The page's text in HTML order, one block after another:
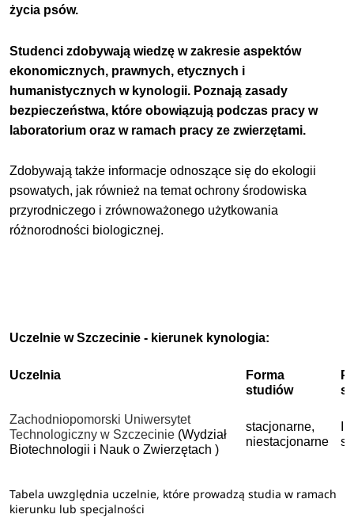
życia psów.
Studenci zdobywają wiedzę w zakresie aspektów
ekonomicznych, prawnych, etycznych i
humanistycznych w kynologii. Poznają zasady
bezpieczeństwa, które obowiązują podczas pracy w
laboratorium oraz w ramach pracy ze zwierzętami.
Zdobywają także informacje odnoszące się do ekologii
psowatych, jak również na temat ochrony środowiska
przyrodniczego i zrównoważonego użytkowania
różnorodności biologicznej.
Uczelnie w Szczecinie - kierunek kynologia:
Uczelnia
Forma
studiów
Zachodniopomorski Uniwersytet
Technologiczny w Szczecinie (Wydział
Biotechnologii i Nauk o Zwierzętach )
stacjonarne,
niestacjonarne
Tabela uwzględnia uczelnie, które prowadzą studia w ramach
kierunku lub specjalności